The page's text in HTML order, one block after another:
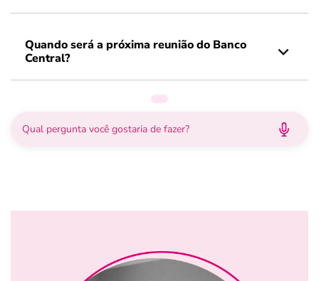
Quando será a próxima reunião do Banco
Central?